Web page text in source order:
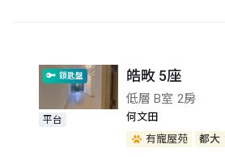
鎖匙盤
平台
皓畋 5座
低層 B室 2房
何文田
有寵屋苑
都大